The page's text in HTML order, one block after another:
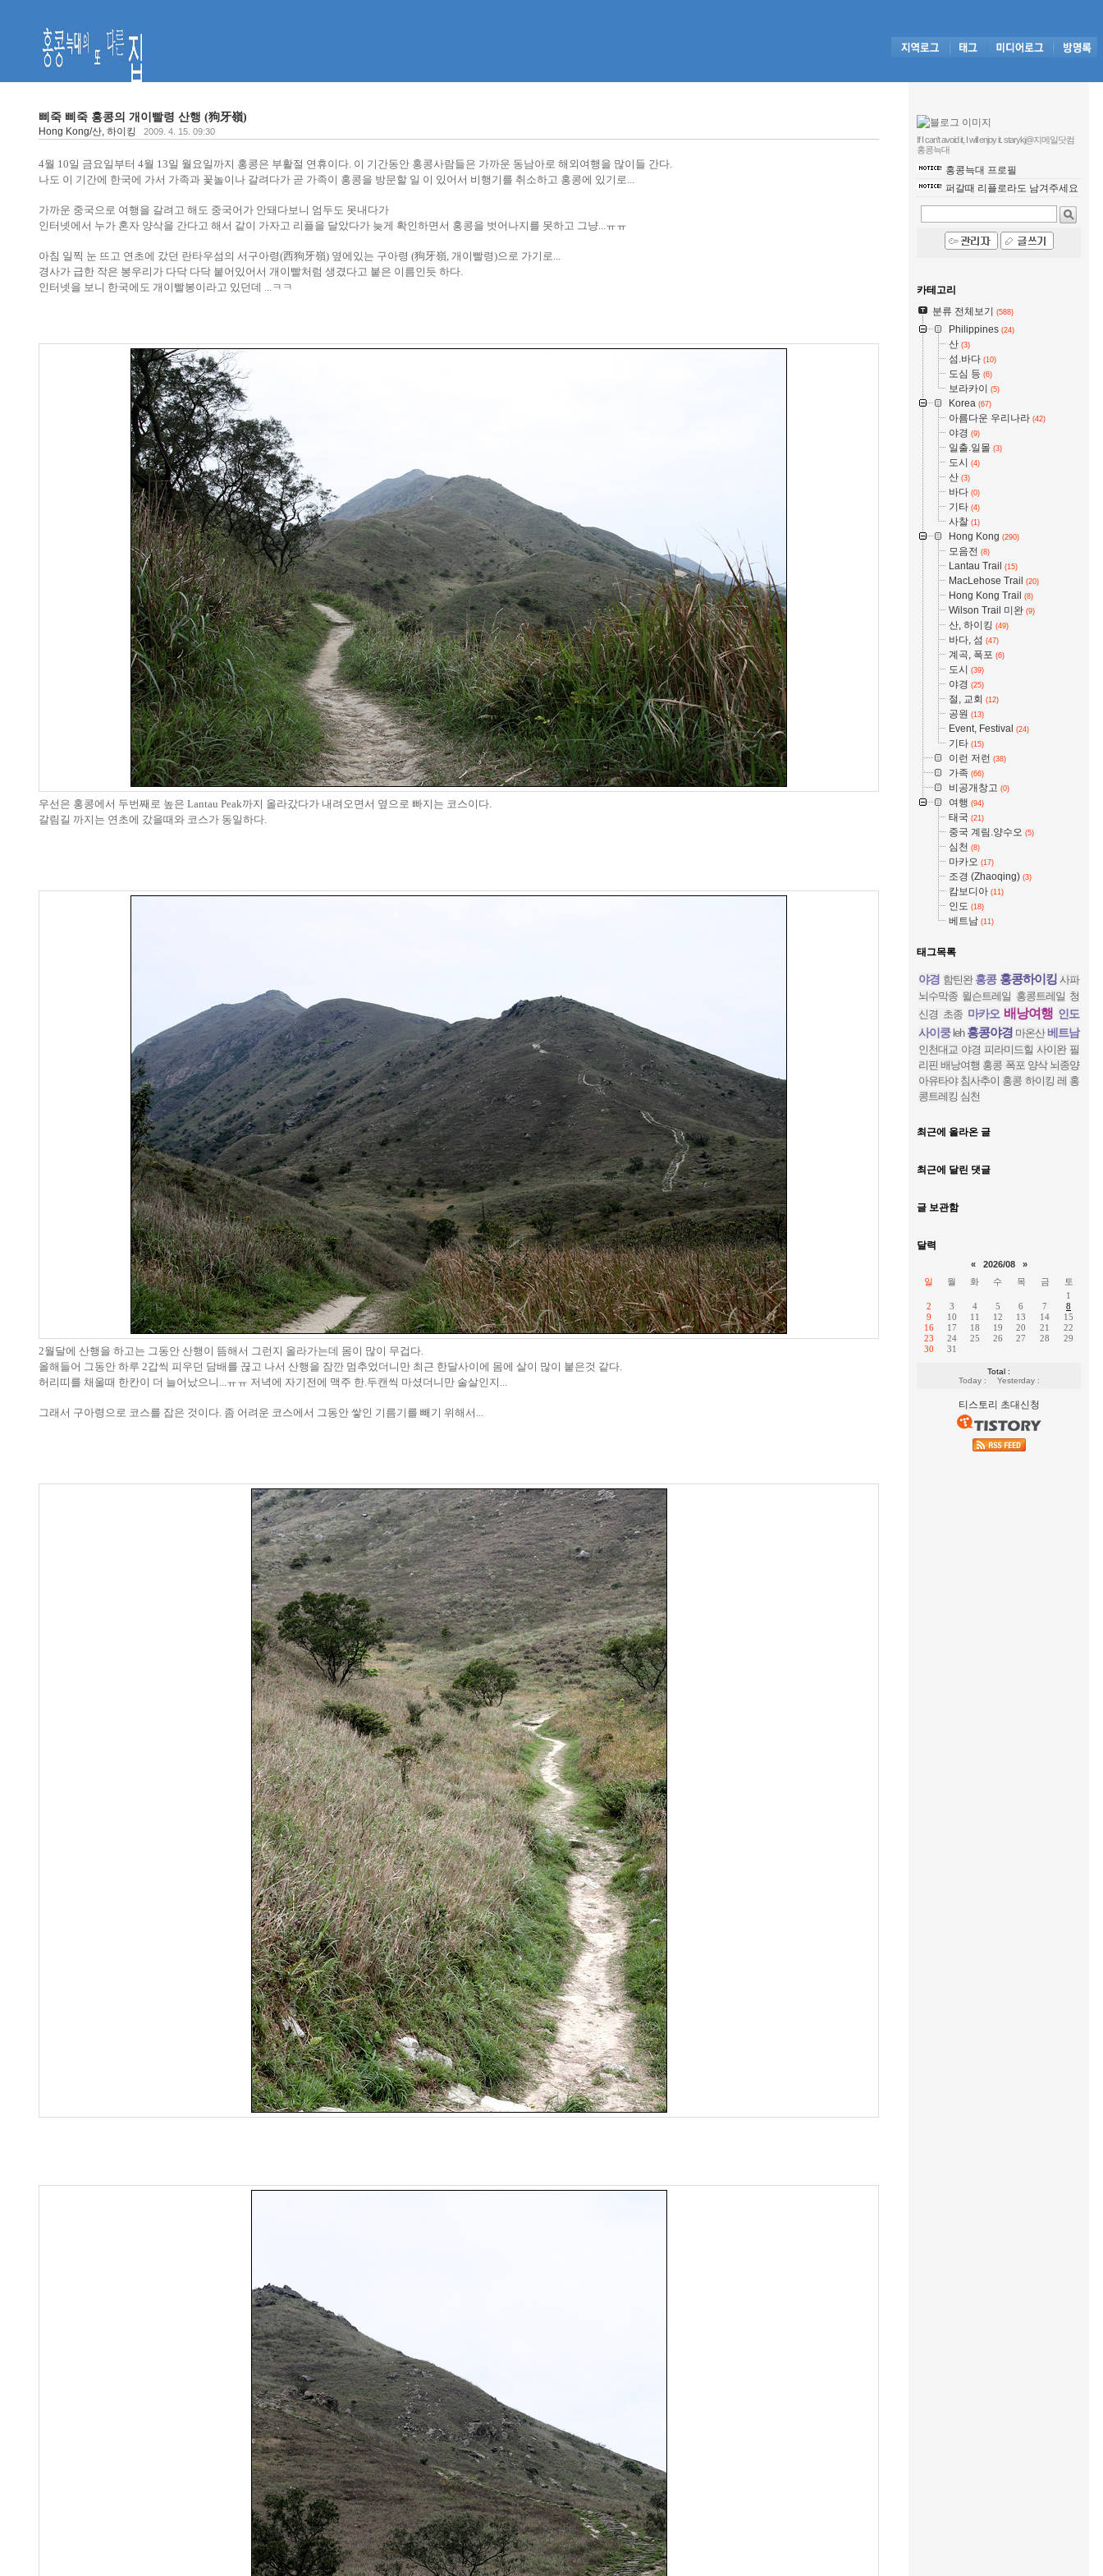
삐죽 삐죽 홍콩의 개이빨령 산행 (狗牙嶺)
Hong Kong/산, 하이킹 2009. 4. 15. 09:30
4월 10일 금요일부터 4월 13일 월요일까지 홍콩은 부활절 연휴이다. 이 기간동안 홍콩사람들은 가까운 동남아로 해외여행을 많이들 간다.
나도 이 기간에 한국에 가서 가족과 꽃놀이나 갈려다가 곧 가족이 홍콩을 방문할 일 이 있어서 비행기를 취소하고 홍콩에 있기로...
가까운 중국으로 여행을 갈려고 해도 중국어가 안돼다보니 엄두도 못내다가
인터넷에서 누가 혼자 양삭을 간다고 해서 같이 가자고 리플을 달았다가 늦게 확인하면서 홍콩을 벗어나지를 못하고 그냥...ㅠㅠ
아침 일찍 눈 뜨고 연초에 갔던 란타우섬의 서구아령(西狗牙嶺) 옆에있는 구아령 (狗牙嶺, 개이빨령)으로 가기로...
경사가 급한 작은 봉우리가 다닥 다닥 붙어있어서 개이빨처럼 생겼다고 붙은 이름인듯 하다.
인터넷을 보니 한국에도 개이빨봉이라고 있던데 ...ㅋㅋ
우선은 홍콩에서 두번째로 높은 Lantau Peak까지 올라갔다가 내려오면서 옆으로 빠지는 코스이다.
갈림길 까지는 연초에 갔을때와 코스가 동일하다.
2월달에 산행을 하고는 그동안 산행이 뜸해서 그런지 올라가는데 몸이 많이 무겁다.
올해들어 그동안 하루 2갑씩 피우던 담배를 끊고 나서 산행을 잠깐 멈추었더니만 최근 한달사이에 몸에 살이 많이 붙은것 같다.
허리띠를 채울때 한칸이 더 늘어났으니...ㅠㅠ 저녁에 자기전에 맥주 한.두캔씩 마셨더니만 술살인지...
그래서 구아령으로 코스를 잡은 것이다. 좀 어려운 코스에서 그동안 쌓인 기름기를 빼기 위해서...
If I can't avoid it, I will enjoy it. starykj@지메일닷컴
홍콩늑대
홍콩늑대 프로필
퍼갈때 리플로라도 남겨주세요
카테고리
분류 전체보기 (588)
Philippines (24)
산 (3)
섬.바다 (10)
도심 등 (6)
보라카이 (5)
Korea (67)
아름다운 우리나라 (42)
야경 (9)
일출.일몰 (3)
도시 (4)
산 (3)
바다 (0)
기타 (4)
사찰 (1)
Hong Kong (290)
모음전 (8)
Lantau Trail (15)
MacLehose Trail (20)
Hong Kong Trail (8)
Wilson Trail 미완 (9)
산, 하이킹 (49)
바다, 섬 (47)
계곡, 폭포 (6)
도시 (39)
야경 (25)
절, 교회 (12)
공원 (13)
Event, Festival (24)
기타 (15)
이런 저런 (38)
가족 (66)
비공개창고 (0)
여행 (94)
태국 (21)
중국 계림.양수오 (5)
심천 (8)
마카오 (17)
조경 (Zhaoqing) (3)
캄보디아 (11)
인도 (18)
베트남 (11)
태그목록
야경 함틴완 홍콩 홍콩하이킹 사파
뇌수막종 윌슨트레일 홍콩트레일 청
신경 초종 마카오 배낭여행 인도
사이쿵 leh 홍콩야경 마온산 베트남
인천대교 야경 피라미드힐 사이완 필
리핀 배낭여행 홍콩 폭포 양삭 뇌종양
아유타야 침사추이 홍콩 하이킹 레 홍
콩트레킹 심천
최근에 올라온 글
최근에 달린 댓글
글 보관함
달력
« 2026/08
»
일
월 화 수 목 금
토
1
2
3 4 5 6 7
8
9
10 11 12 13 14
15
16
17 18 19 20 21
22
23
24 25 26 27 28
29
30
31
Total :
Today :
Yesterday :
티스토리 초대신청